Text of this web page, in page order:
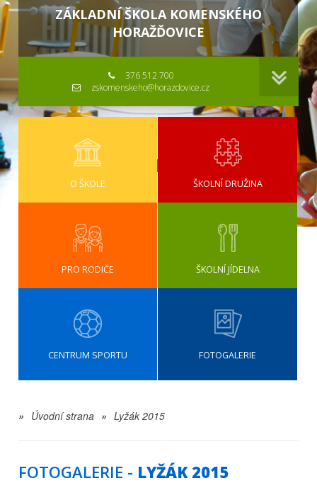
ZÁKLADNÍ ŠKOLA KOMENSKÉHO
HORAŽĎOVICE
376 512 700
zskomenskeho@horazdovice.cz
O ŠKOLE ŠKOLNÍ DRUŽINA
PRO RODIČE ŠKOLNÍ JÍDELNA
CENTRUM SPORTU FOTOGALERIE
» Úvodní strana » Lyžák 2015
FOTOGALERIE - LYŽÁK 2015